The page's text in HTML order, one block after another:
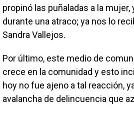
propinó las puñaladas a la
durante una atraco; ya nos lo
Sandra Vallejos.
Por último, este medio de
crece en la comunidad y esto
hoy no fue ajeno a tal reacción,
avalancha de delincuencia que